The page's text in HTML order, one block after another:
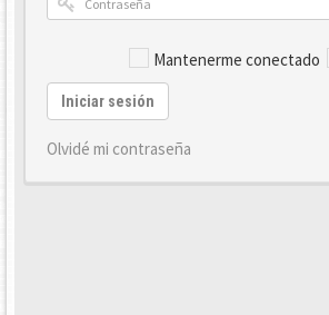
Mantenerme conectado
Iniciar sesión
Olvidé mi contraseña